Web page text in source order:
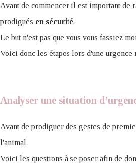
Avant de commencer il est important de
prodigués en sécurité.
Le but n'est pas que vous vous fassiez
Voici donc les étapes lors d'une urgence
Analyser une situation
Avant de prodiguer des gestes de
l'animal.
Voici les questions à se poser afin de